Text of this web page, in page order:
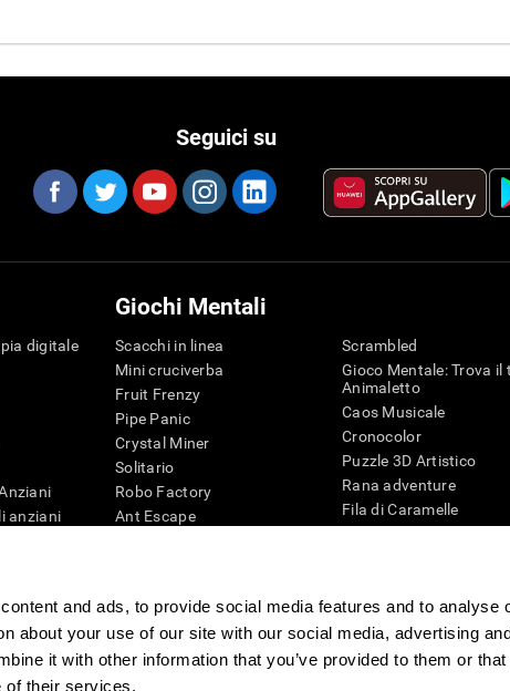
and ads, to provide social media features and to analyse
about your use of our site with our social media, advertising
it with other information that you’ve provided to them or that
of their services.
Seguici su
digitale
anziani
Giochi Mentali
Scacchi in linea
Mini cruciverba
Fruit Frenzy
Pipe Panic
Crystal Miner
Solitario
Robo Factory
Ant Escape
Caos Matematico
Gara di Biglie
Tennis Melodico
Scrambled
Gioco Mentale: Trova il
Animaletto
Caos Musicale
Cronocolor
Puzzle 3D Artistico
Rana adventure
Fila di Caramelle
Giochi di intelligenza
Giochi Online per la
Giochi Mentali